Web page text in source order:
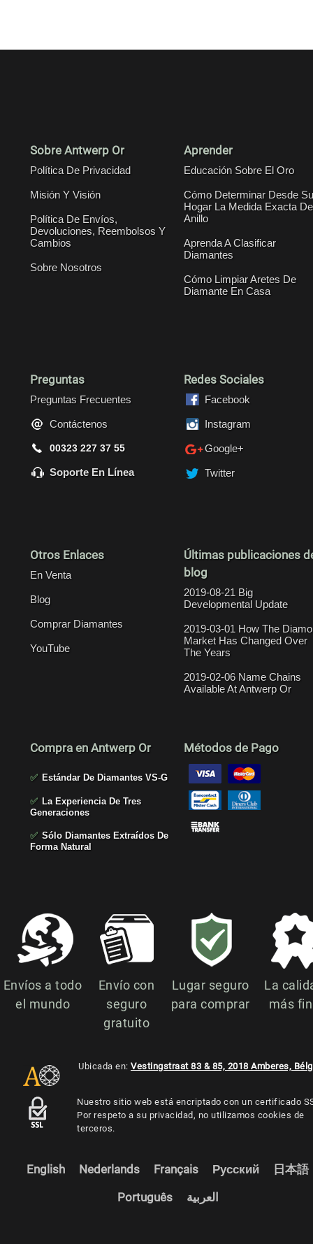
Sobre Antwerp Or
Política De Privacidad
Misión Y Visión
Política De Envíos,
Devoluciones, Reembolsos Y
Cambios
Sobre Nosotros
Aprender
Educación Sobre El Oro
Cómo Determinar Desde Su
Hogar La Medida Exacta
Anillo
Aprenda A Clasificar
Diamantes
Cómo Limpiar Aretes De
Diamante En Casa
Preguntas
Preguntas Frecuentes
Contáctenos
00323 227 37 55
Soporte En Línea
Redes Sociales
Facebook
Instagram
Google+
Twitter
Otros Enlaces
En Venta
Blog
Comprar Diamantes
YouTube
Últimas publicaciones
blog
2019-08-21 Big
Developmental Update
2019-03-01 How The
Market Has Changed Over
The Years
2019-02-06 Name Chains
Available At Antwerp Or
Compra en Antwerp Or
✅ Estándar De Diamantes VS-G
✅ La Experiencia De Tres
Generaciones
✅ Sólo Diamantes Extraídos De
Forma Natural
Métodos de Pago
Envíos a todo
el mundo
Envío con
seguro
gratuito
Lugar seguro
para comprar
La
más
Ubicada en: Vestingstraat 83 & 85, 2018 Amberes,
Nuestro sitio web está encriptado con un certificado
Por respeto a su privacidad, no utilizamos cookies de
terceros.
English Nederlands Français Русский 日本語
Português العربية